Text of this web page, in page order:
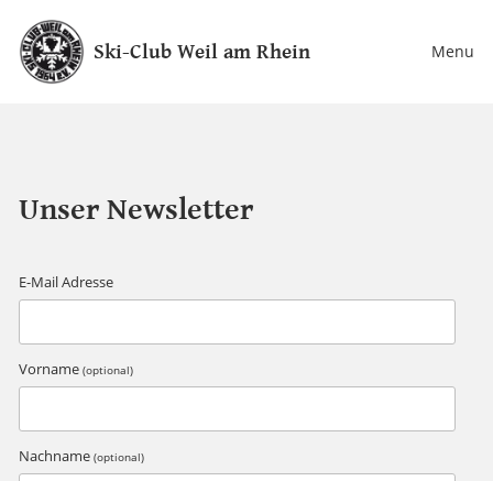
Ski-Club Weil am Rhein Menu
Unser Newsletter
E-Mail Adresse
Vorname (optional)
Nachname (optional)